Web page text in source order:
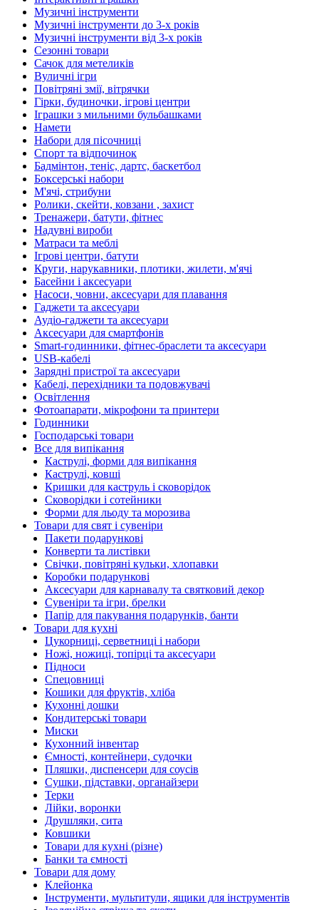
Музичні інструменти
Музичні інструменти до 3-х років
Музичні інструменти від 3-х років
Сезонні товари
Сачок для метеликів
Вуличні ігри
Повітряні змії, вітрячки
Гірки, будиночки, ігрові центри
Іграшки з мильними бульбашками
Намети
Набори для пісочниці
Спорт та відпочинок
Бадмінтон, теніс, дартс, баскетбол
Боксерські набори
М'ячі, стрибуни
Ролики, скейти, ковзани , захист
Тренажери, батути, фітнес
Надувні вироби
Матраси та меблі
Ігрові центри, батути
Круги, нарукавники, плотики, жилети, м'ячі
Басейни і аксесуари
Насоси, човни, аксесуари для плавання
Гаджети та аксесуари
Аудіо-гаджети та аксесуари
Аксесуари для смартфонів
Smart-годинники, фітнес-браслети та аксесуари
USB-кабелі
Зарядні пристрої та аксесуари
Кабелі, перехідники та подовжувачі
Освітлення
Фотоапарати, мікрофони та принтери
Годинники
Господарські товари
Все для випікання
Каструлі, форми для випікання
Каструлі, ковші
Кришки для каструль і сковорідок
Сковорідки і сотейники
Форми для льоду та морозива
Товари для свят і сувеніри
Пакети подарункові
Конверти та листівки
Свічки, повітряні кульки, хлопавки
Коробки подарункові
Аксесуари для карнавалу та святковий декор
Сувеніри та ігри, брелки
Папір для пакування подарунків, банти
Товари для кухні
Цукорниці, серветниці і набори
Ножі, ножиці, топірці та аксесуари
Підноси
Спецовниці
Кошики для фруктів, хліба
Кухонні дошки
Кондитерські товари
Миски
Кухонний інвентар
Ємності, контейнери, судочки
Пляшки, диспенсери для соусів
Сушки, підставки, органайзери
Терки
Лійки, воронки
Друшляки, сита
Ковшики
Товари для кухні (різне)
Банки та ємності
Товари для дому
Клейонка
Інструменти, мультитули, ящики для інструментів